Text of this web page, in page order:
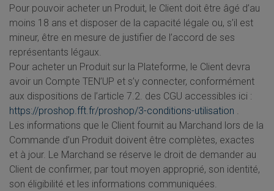
Pour pouvoir acheter un Produit, le Client doit être âgé d’au
moins 18 ans et disposer de la capacité légale ou, s’il est
mineur, être en mesure de justifier de l’accord de ses
représentants légaux.
Pour acheter un Produit sur la Plateforme, le Client devra
avoir un Compte TEN’UP et s’y connecter, conformément
aux dispositions de l’article 7.2. des CGU accessibles ici :
https://proshop.fft.fr/proshop/3-conditions-utilisation
Les informations que le Client fournit au Marchand lors de la
Commande d’un Produit doivent être complètes, exactes
et à jour. Le Marchand se réserve le droit de demander au
Client de confirmer, par tout moyen approprié, son identité,
son éligibilité et les informations communiquées.